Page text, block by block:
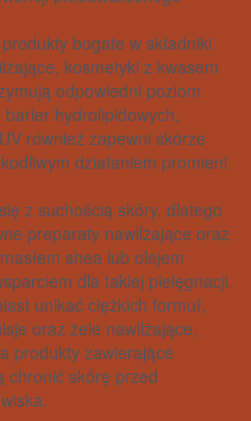
bogate w składniki
kosmetyki z kwasem
odpowiedni poziom
hydrolipidowych,
również zapewni skórze
działaniem promieni
z suchością skóry, dlatego
preparaty nawilżające oraz
shea lub olejem
dla takiej pielęgnacji.
unikać ciężkich formuł,
oraz żele nawilżające,
produkty zawierające
chronić skórę przed